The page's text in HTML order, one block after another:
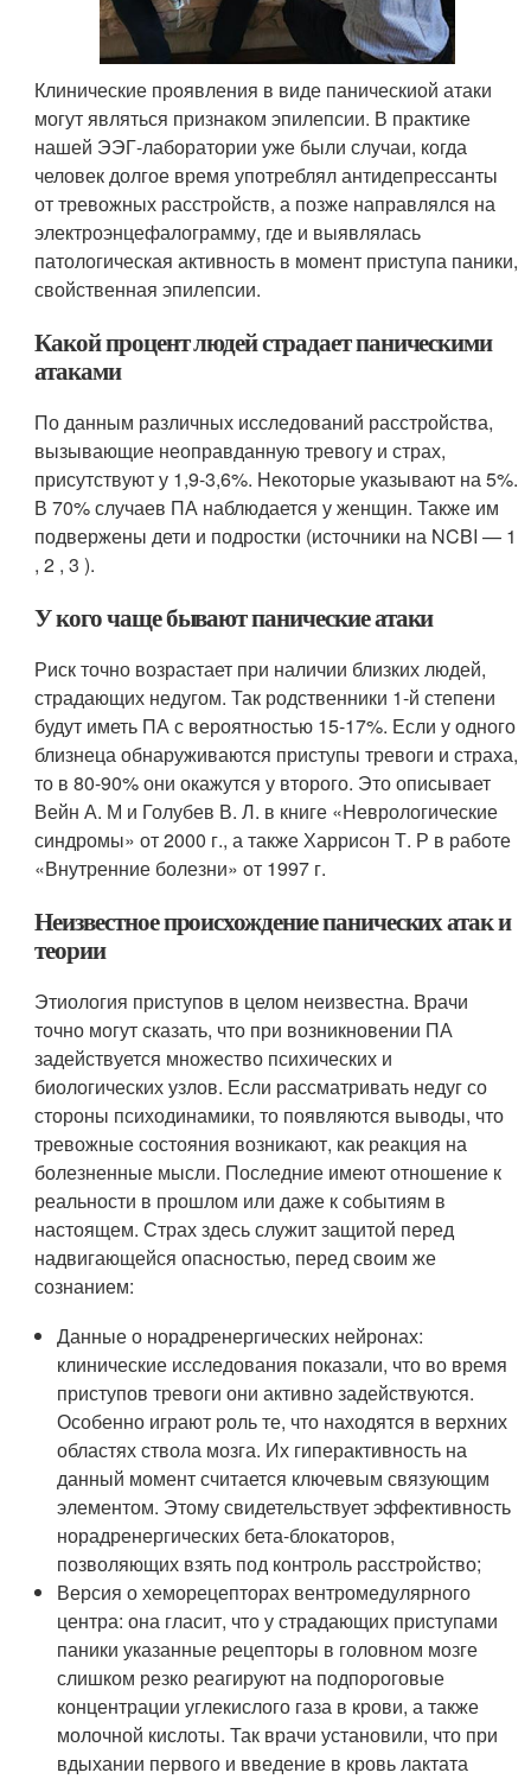
Клинические проявления в виде паническиой атаки
могут являться признаком эпилепсии. В практике
нашей ЭЭГ-лаборатории уже были случаи, когда
человек долгое время употреблял антидепрессанты
от тревожных расстройств, а позже направлялся на
электроэнцефалограмму, где и выявлялась
патологическая активность в момент приступа паники,
свойственная эпилепсии.
Какой процент людей страдает паническими
атаками
По данным различных исследований расстройства,
вызывающие неоправданную тревогу и страх,
присутствуют у 1,9-3,6%. Некоторые указывают на 5%.
В 70% случаев ПА наблюдается у женщин. Также им
подвержены дети и подростки (источники на NCBI — 1
, 2 , 3 ).
У кого чаще бывают панические атаки
Риск точно возрастает при наличии близких людей,
страдающих недугом. Так родственники 1-й степени
будут иметь ПА с вероятностью 15-17%. Если у одного
близнеца обнаруживаются приступы тревоги и страха,
то в 80-90% они окажутся у второго. Это описывает
Вейн А. М и Голубев В. Л. в книге «Неврологические
синдромы» от 2000 г., а также Харрисон Т. Р в работе
«Внутренние болезни» от 1997 г.
Неизвестное происхождение панических атак и
теории
Этиология приступов в целом неизвестна. Врачи
точно могут сказать, что при возникновении ПА
задействуется множество психических и
биологических узлов. Если рассматривать недуг со
стороны психодинамики, то появляются выводы, что
тревожные состояния возникают, как реакция на
болезненные мысли. Последние имеют отношение к
реальности в прошлом или даже к событиям в
настоящем. Страх здесь служит защитой перед
надвигающейся опасностью, перед своим же
сознанием:
Данные о норадренергических нейронах:
клинические исследования показали, что во время
приступов тревоги они активно задействуются.
Особенно играют роль те, что находятся в верхних
областях ствола мозга. Их гиперактивность на
данный момент считается ключевым связующим
элементом. Этому свидетельствует эффективность
норадренергических бета-блокаторов,
позволяющих взять под контроль расстройство;
Версия о хеморецепторах вентромедулярного
центра: она гласит, что у страдающих приступами
паники указанные рецепторы в головном мозге
слишком резко реагируют на подпороговые
концентрации углекислого газа в крови, а также
молочной кислоты. Так врачи установили, что при
вдыхании первого и введение в кровь лактата